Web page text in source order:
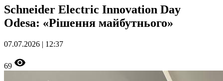
Schneider Electric Innovation Day
Odesa: «Рішення майбутнього»
07.07.2026 | 12:37
69